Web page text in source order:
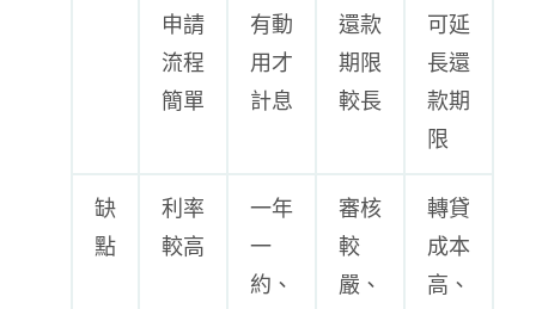
申請
流程
簡單
有動
用才
計息
還款
期限
較長
可延
長還
款期
限
缺
點
利率
較高
一年
一
約、
審核
較
嚴、
轉貸
成本
高、